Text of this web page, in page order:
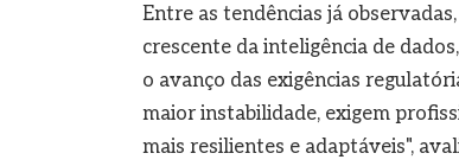
Entre as tendências já
crescente da inteligência de
o avanço das exigências
maior instabilidade, exigem
mais resilientes e adaptáveis",